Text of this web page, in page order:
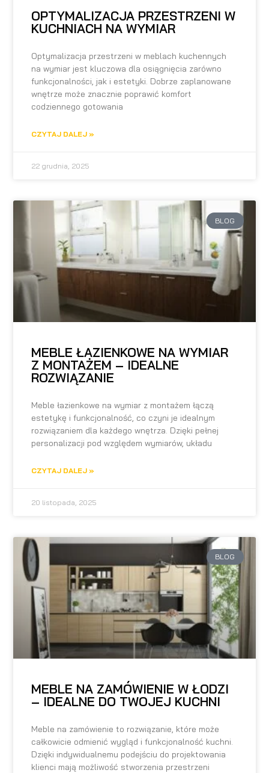
OPTYMALIZACJA PRZESTRZENI W
KUCHNIACH NA WYMIAR
Optymalizacja przestrzeni w meblach kuchennych
na wymiar jest kluczowa dla osiągnięcia zarówno
funkcjonalności, jak i estetyki. Dobrze zaplanowane
wnętrze może znacznie poprawić komfort
codziennego gotowania
CZYTAJ DALEJ »
22 grudnia, 2025
BLOG
MEBLE ŁAZIENKOWE NA WYMIAR
Z MONTAŻEM – IDEALNE
ROZWIĄZANIE
Meble łazienkowe na wymiar z montażem łączą
estetykę i funkcjonalność, co czyni je idealnym
rozwiązaniem dla każdego wnętrza. Dzięki pełnej
personalizacji pod względem wymiarów, układu
CZYTAJ DALEJ »
20 listopada, 2025
BLOG
MEBLE NA ZAMÓWIENIE W ŁODZI
– IDEALNE DO TWOJEJ KUCHNI
Meble na zamówienie to rozwiązanie, które może
całkowicie odmienić wygląd i funkcjonalność kuchni.
Dzięki indywidualnemu podejściu do projektowania
klienci mają możliwość stworzenia przestrzeni